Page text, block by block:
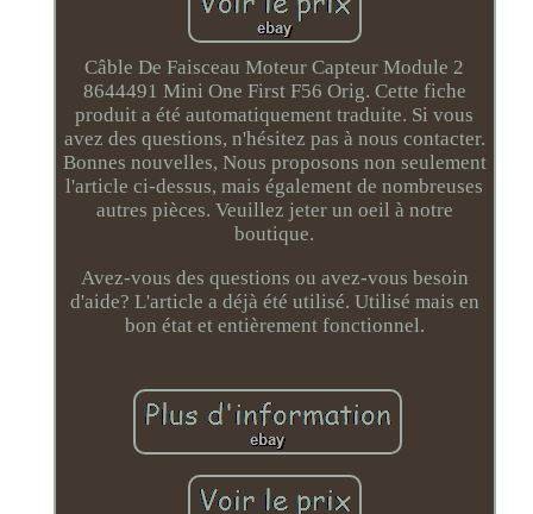
Câble De Faisceau Moteur Capteur Module 2
8644491 Mini One First F56 Orig. Cette fiche
produit a été automatiquement traduite. Si vous
avez des questions, n'hésitez pas à nous contacter.
Bonnes nouvelles, Nous proposons non seulement
l'article ci-dessus, mais également de nombreuses
autres pièces. Veuillez jeter un oeil à notre
boutique.
Avez-vous des questions ou avez-vous besoin
d'aide? L'article a déjà été utilisé. Utilisé mais en
bon état et entièrement fonctionnel.